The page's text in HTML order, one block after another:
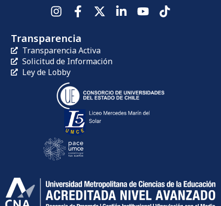
Transparencia
Transparencia Activa
Solicitud de Información
Ley de Lobby